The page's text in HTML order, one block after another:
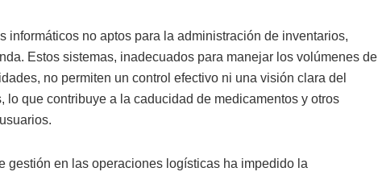
informáticos no aptos para la administración de inventarios,
Estos sistemas, inadecuados para manejar los volúmenes de
no permiten un control efectivo ni una visión clara del
lo que contribuye a la caducidad de medicamentos y otros
gestión en las operaciones logísticas ha impedido la